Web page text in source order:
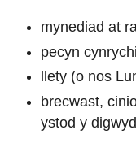
mynediad at
pecyn
llety (o nos
brecwast,
ystod y